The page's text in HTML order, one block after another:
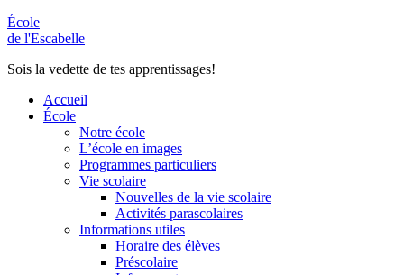
École
de l'Escabelle
Sois la vedette de tes apprentissages!
Accueil
École
Notre école
L’école en images
Programmes particuliers
Vie scolaire
Nouvelles de la vie scolaire
Activités parascolaires
Informations utiles
Horaire des élèves
Préscolaire